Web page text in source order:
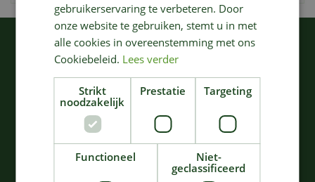
KIJK OOK EENS NAAR:
gebruikerservaring te verbeteren. Door
onze website te gebruiken, stemt u in met
alle cookies in overeenstemming met ons
Cookiebeleid. Lees verder
Strikt
noodzakelijk
Prestatie Targeting
Functioneel
Niet-
geclassificeerd